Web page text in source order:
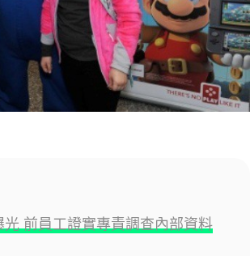
前員工證實專責調查內部資料